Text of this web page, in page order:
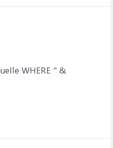
WHERE " &